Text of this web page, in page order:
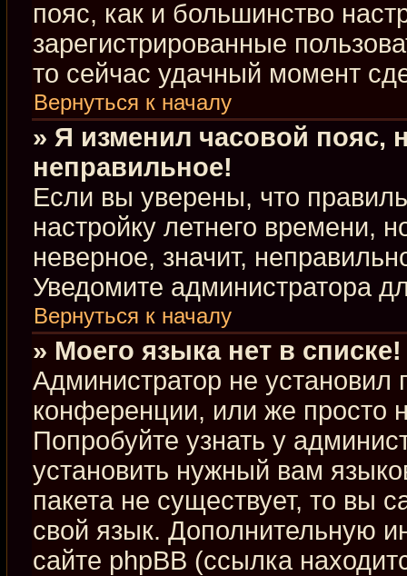
пояс, как и большинство
зарегистрированные
то сейчас удачный момент
Вернуться к началу
» Я изменил часовой пояс,
неправильное!
Если вы уверены, что
настройку летнего времени,
неверное, значит,
Уведомите администратора
Вернуться к началу
» Моего языка нет в списке!
Администратор не
конференции, или же просто
Попробуйте узнать у
установить нужный вам
пакета не существует, то вы
свой язык. Дополнительную
сайте phpBB (ссылка